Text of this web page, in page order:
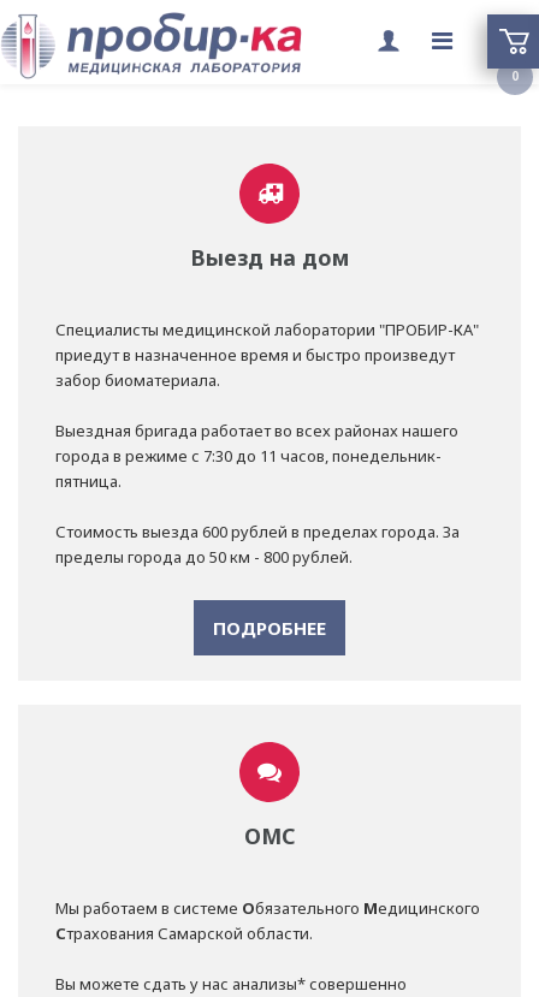
меню
Выезд на дом
Специалисты медицинской лаборатории "ПРОБИР-КА"
приедут в назначенное время и быстро произведут
забор биоматериала.
Выездная бригада работает во всех районах нашего
города в режиме с 7:30 до 11 часов, понедельник-
пятница.
Стоимость выезда 600 рублей в пределах города. За
пределы города до 50 км - 800 рублей.
ПОДРОБНЕЕ
ОМС
Мы работаем в системе Обязательного Медицинского
Страхования Самарской области.
Вы можете сдать у нас анализы* совершенно
0